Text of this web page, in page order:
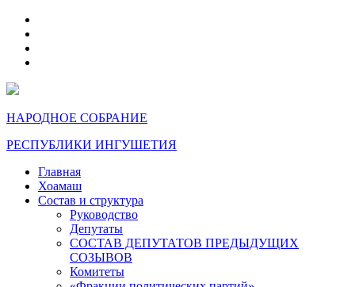
НАРОДНОЕ СОБРАНИЕ
РЕСПУБЛИКИ ИНГУШЕТИЯ
Главная
Хоамаш
Состав и структура
Руководство
Депутаты
СОСТАВ ДЕПУТАТОВ ПРЕДЫДУЩИХ
СОЗЫВОВ
Комитеты